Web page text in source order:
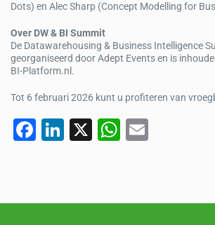
Dots) en Alec Sharp (Concept Modelling for
Over DW & BI Summit
De Datawarehousing & Business Intelligence
georganiseerd door Adept Events en is
BI-Platform.nl.
Tot 6 februari 2026 kunt u profiteren van
F
e
Li
e
X W
s